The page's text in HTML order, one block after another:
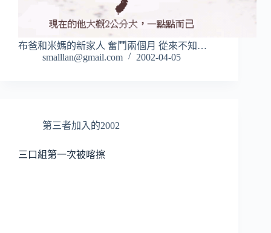
布爸和米媽的新家人 奮鬥兩個月 從來不知…
smalllan@gmail.com
2002-04-05
第三者加入的2002
三口組第一次被喀擦